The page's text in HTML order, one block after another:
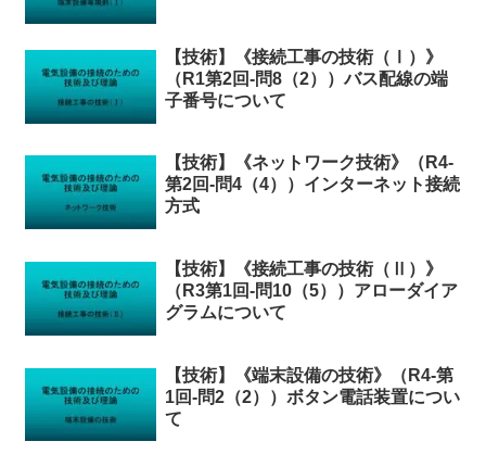
【技術】《接続工事の技術（Ⅰ）》
（R1第2回-問8（2））バス配線の端
子番号について
【技術】《ネットワーク技術》（R4-
第2回-問4（4））インターネット接続
方式
【技術】《接続工事の技術（Ⅱ）》
（R3第1回-問10（5））アローダイア
グラムについて
【技術】《端末設備の技術》（R4-第
1回-問2（2））ボタン電話装置につい
て